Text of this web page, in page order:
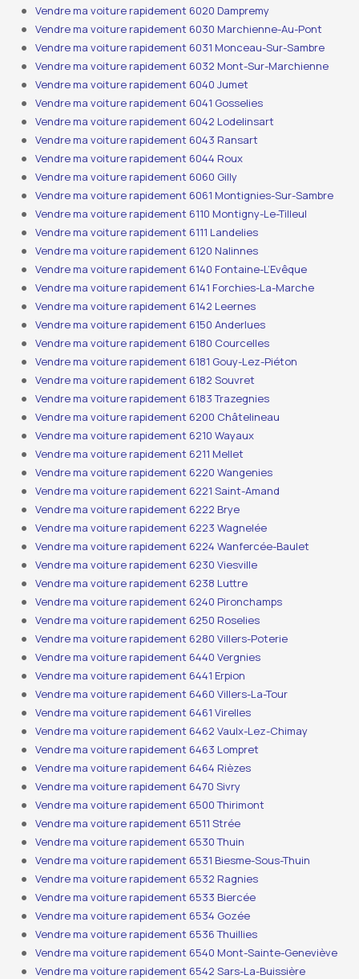
Vendre ma voiture rapidement 6020 Dampremy
Vendre ma voiture rapidement 6030 Marchienne-Au-Pont
Vendre ma voiture rapidement 6031 Monceau-Sur-Sambre
Vendre ma voiture rapidement 6032 Mont-Sur-Marchienne
Vendre ma voiture rapidement 6040 Jumet
Vendre ma voiture rapidement 6041 Gosselies
Vendre ma voiture rapidement 6042 Lodelinsart
Vendre ma voiture rapidement 6043 Ransart
Vendre ma voiture rapidement 6044 Roux
Vendre ma voiture rapidement 6060 Gilly
Vendre ma voiture rapidement 6061 Montignies-Sur-Sambre
Vendre ma voiture rapidement 6110 Montigny-Le-Tilleul
Vendre ma voiture rapidement 6111 Landelies
Vendre ma voiture rapidement 6120 Nalinnes
Vendre ma voiture rapidement 6140 Fontaine-L’Evêque
Vendre ma voiture rapidement 6141 Forchies-La-Marche
Vendre ma voiture rapidement 6142 Leernes
Vendre ma voiture rapidement 6150 Anderlues
Vendre ma voiture rapidement 6180 Courcelles
Vendre ma voiture rapidement 6181 Gouy-Lez-Piéton
Vendre ma voiture rapidement 6182 Souvret
Vendre ma voiture rapidement 6183 Trazegnies
Vendre ma voiture rapidement 6200 Châtelineau
Vendre ma voiture rapidement 6210 Wayaux
Vendre ma voiture rapidement 6211 Mellet
Vendre ma voiture rapidement 6220 Wangenies
Vendre ma voiture rapidement 6221 Saint-Amand
Vendre ma voiture rapidement 6222 Brye
Vendre ma voiture rapidement 6223 Wagnelée
Vendre ma voiture rapidement 6224 Wanfercée-Baulet
Vendre ma voiture rapidement 6230 Viesville
Vendre ma voiture rapidement 6238 Luttre
Vendre ma voiture rapidement 6240 Pironchamps
Vendre ma voiture rapidement 6250 Roselies
Vendre ma voiture rapidement 6280 Villers-Poterie
Vendre ma voiture rapidement 6440 Vergnies
Vendre ma voiture rapidement 6441 Erpion
Vendre ma voiture rapidement 6460 Villers-La-Tour
Vendre ma voiture rapidement 6461 Virelles
Vendre ma voiture rapidement 6462 Vaulx-Lez-Chimay
Vendre ma voiture rapidement 6463 Lompret
Vendre ma voiture rapidement 6464 Rièzes
Vendre ma voiture rapidement 6470 Sivry
Vendre ma voiture rapidement 6500 Thirimont
Vendre ma voiture rapidement 6511 Strée
Vendre ma voiture rapidement 6530 Thuin
Vendre ma voiture rapidement 6531 Biesme-Sous-Thuin
Vendre ma voiture rapidement 6532 Ragnies
Vendre ma voiture rapidement 6533 Biercée
Vendre ma voiture rapidement 6534 Gozée
Vendre ma voiture rapidement 6536 Thuillies
Vendre ma voiture rapidement 6540 Mont-Sainte-Geneviève
Vendre ma voiture rapidement 6542 Sars-La-Buissière